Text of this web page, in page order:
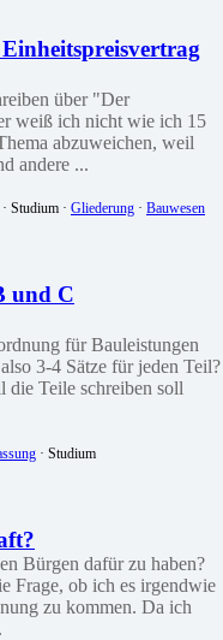
über "Der
weiß ich nicht wie ich 15
abzuweichen, weil
andere ...
· Studium · Gliederung · Bauwesen
und C
für Bauleistungen
3-4 Sätze für jeden Teil?
Teile schreiben soll
· Studium
Bürgen dafür zu haben?
Frage, ob ich es irgendwie
zu kommen. Da ich